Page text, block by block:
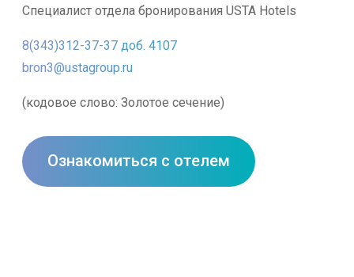
Специалист отдела бронирования USTA Hotels
8(343)312-37-37 доб. 4107
bron3@ustagroup.ru
(кодовое слово: Золотое сечение)
Ознакомиться с отелем